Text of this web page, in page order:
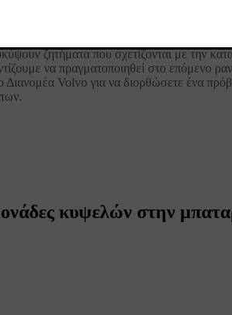
ζητήματα που σχετίζονται με την
να πραγματοποιηθεί στο επόμενο
Volvo για να διορθώσετε ένα
κυψελών στην